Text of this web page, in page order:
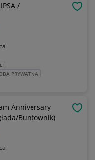
/
PRYWATNA
Anniversary
Buntownik)